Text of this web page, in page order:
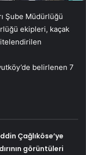
Şube Müdürlüğü
ekipleri, kaçak
belirlenen 7
Çağlıköse’ye
görüntüleri